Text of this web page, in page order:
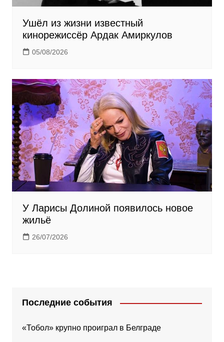
Ушёл из жизни известный
кинорежиссёр Ардак Амиркулов
05/08/2026
У Ларисы Долиной появилось новое
жильё
26/07/2026
Последние события
«Тобол» крупно проиграл в Белграде